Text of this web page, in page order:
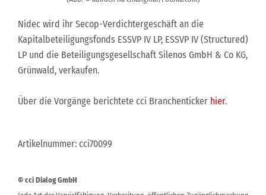
Nidec wird ihr Secop-Verdichtergeschäft an die
Kapitalbeteiligungsfonds ESSVP IV LP, ESSVP IV (Structured)
LP und die Beteiligungsgesellschaft Silenos GmbH & Co KG,
Grünwald, verkaufen.
Über die Vorgänge berichtete cci Branchenticker hier.
Artikelnummer: cci70099
© cci Dialog GmbH